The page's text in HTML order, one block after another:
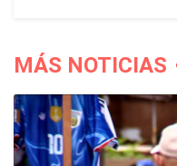
MÁS NOTICIAS